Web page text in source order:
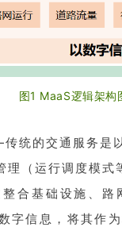
图1 MaaS逻辑架构
统的交通服务是
（运行调度模
合基础设施、
字信息，将其作